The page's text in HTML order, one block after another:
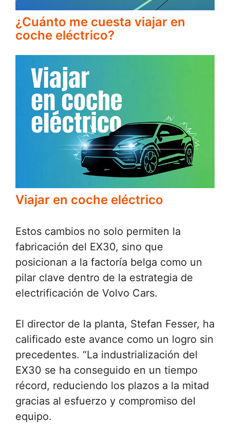
¿Cuánto me cuesta viajar en
coche eléctrico?
Viajar en coche eléctrico
Estos cambios no solo permiten la
fabricación del EX30, sino que
posicionan a la factoría belga como un
pilar clave dentro de la estrategia de
electrificación de Volvo Cars.
El director de la planta, Stefan Fesser, ha
calificado este avance como un logro sin
precedentes. “La industrialización del
EX30 se ha conseguido en un tiempo
récord, reduciendo los plazos a la mitad
gracias al esfuerzo y compromiso del
equipo.